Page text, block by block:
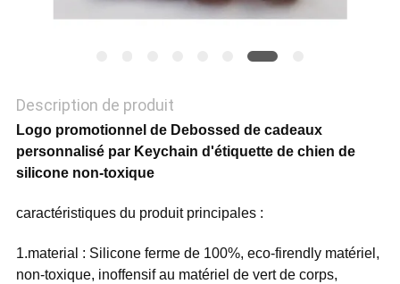
CONFIDENTIALITÉ
Description de produit
Logo promotionnel de Debossed de cadeaux
personnalisé par Keychain d'étiquette de chien de
silicone non-toxique
caractéristiques du produit principales :
1.material : Silicone ferme de 100%, eco-firendly matériel,
non-toxique, inoffensif au matériel de vert de corps,